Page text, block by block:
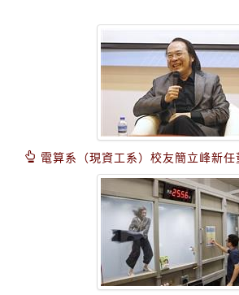
電算系（現資工系）校友簡立峰新任